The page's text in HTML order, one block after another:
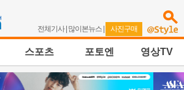
전체기사| 많이본뉴스 | 사진구매
스포츠 포토엔 영상TV